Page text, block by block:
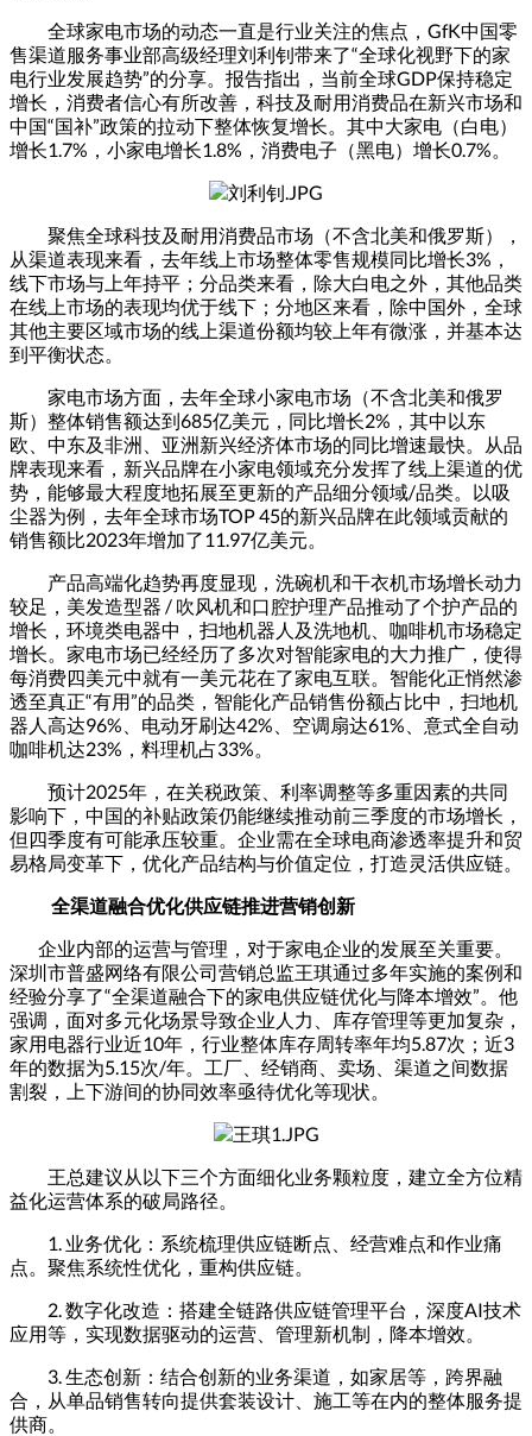
全球家电市场的动态一直是行业关注的焦点，GfK中国零
售渠道服务事业部高级经理刘利钊带来了“全球化视野下的家
电行业发展趋势”的分享。报告指出，当前全球GDP保持稳定
增长，消费者信心有所改善，科技及耐用消费品在新兴市场和
中国“国补”政策的拉动下整体恢复增长。其中大家电（白电）
增长1.7%，小家电增长1.8%，消费电子（黑电）增长0.7%。
聚焦全球科技及耐用消费品市场（不含北美和俄罗斯），
从渠道表现来看，去年线上市场整体零售规模同比增长3%，
线下市场与上年持平；分品类来看，除大白电之外，其他品类
在线上市场的表现均优于线下；分地区来看，除中国外，全球
其他主要区域市场的线上渠道份额均较上年有微涨，并基本达
到平衡状态。
家电市场方面，去年全球小家电市场（不含北美和俄罗
斯）整体销售额达到685亿美元，同比增长2%，其中以东
欧、中东及非洲、亚洲新兴经济体市场的同比增速最快。从品
牌表现来看，新兴品牌在小家电领域充分发挥了线上渠道的优
势，能够最大程度地拓展至更新的产品细分领域/品类。以吸
尘器为例，去年全球市场TOP 45的新兴品牌在此领域贡献的
销售额比2023年增加了11.97亿美元。
产品高端化趋势再度显现，洗碗机和干衣机市场增长动力
较足，美发造型器 / 吹风机和口腔护理产品推动了个护产品的
增长，环境类电器中，扫地机器人及洗地机、咖啡机市场稳定
增长。家电市场已经经历了多次对智能家电的大力推广，使得
每消费四美元中就有一美元花在了家电互联。智能化正悄然渗
透至真正“有用”的品类，智能化产品销售份额占比中，扫地机
器人高达96%、电动牙刷达42%、空调扇达61%、意式全自动
咖啡机达23%，料理机占33%。
预计2025年，在关税政策、利率调整等多重因素的共同
影响下，中国的补贴政策仍能继续推动前三季度的市场增长，
但四季度有可能承压较重。企业需在全球电商渗透率提升和贸
易格局变革下，优化产品结构与价值定位，打造灵活供应链。
全渠道融合优化供应链推进营销创新
企业内部的运营与管理，对于家电企业的发展至关重要。
深圳市普盛网络有限公司营销总监王琪通过多年实施的案例和
经验分享了“全渠道融合下的家电供应链优化与降本增效”。他
强调，面对多元化场景导致企业人力、库存管理等更加复杂，
家用电器行业近10年，行业整体库存周转率年均5.87次；近3
年的数据为5.15次/年。工厂、经销商、卖场、渠道之间数据
割裂，上下游间的协同效率亟待优化等现状。
王总建议从以下三个方面细化业务颗粒度，建立全方位精
益化运营体系的破局路径。
1. 业务优化：系统梳理供应链断点、经营难点和作业痛
点。聚焦系统性优化，重构供应链。
2. 数字化改造：搭建全链路供应链管理平台，深度AI技术
应用等，实现数据驱动的运营、管理新机制，降本增效。
3. 生态创新：结合创新的业务渠道，如家居等，跨界融
合，从单品销售转向提供套装设计、施工等在内的整体服务提
供商。